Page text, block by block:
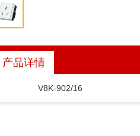
产品详情
V8K-902/16